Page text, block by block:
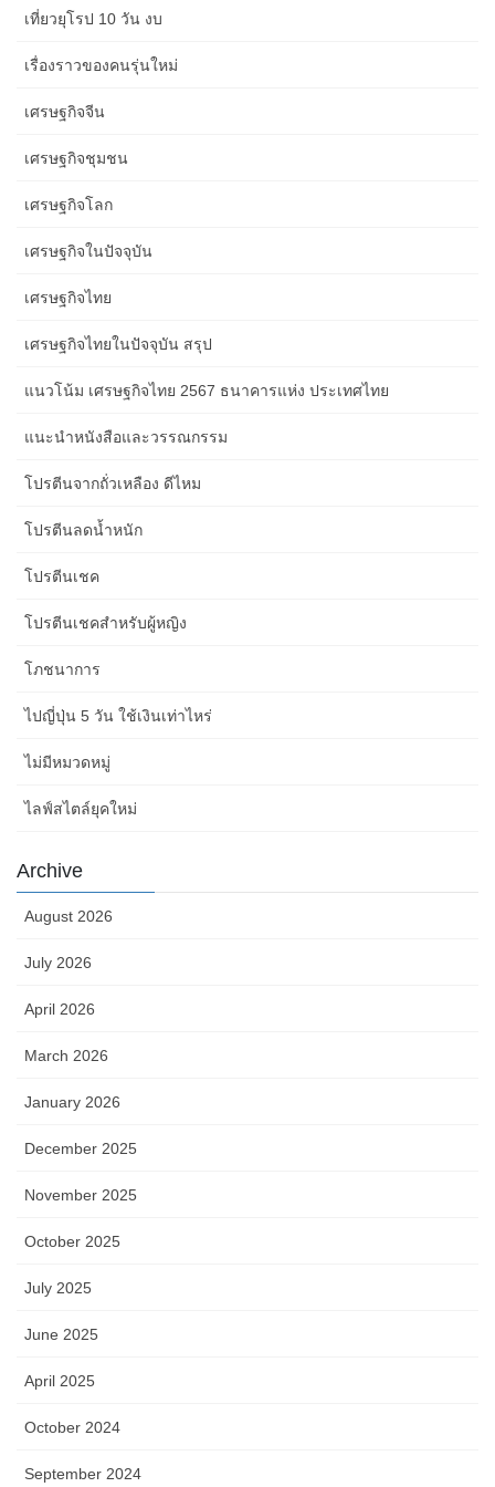
เที่ยวยุโรป 10 วัน งบ
เรื่องราวของคนรุ่นใหม่
เศรษฐกิจจีน
เศรษฐกิจชุมชน
เศรษฐกิจโลก
เศรษฐกิจในปัจจุบัน
เศรษฐกิจไทย
เศรษฐกิจไทยในปัจจุบัน สรุป
แนวโน้ม เศรษฐกิจไทย 2567 ธนาคารแห่ง ประเทศไทย
แนะนำหนังสือและวรรณกรรม
โปรตีนจากถั่วเหลือง ดีไหม
โปรตีนลดน้ำหนัก
โปรตีนเชค
โปรตีนเชคสำหรับผู้หญิง
โภชนาการ
ไปญี่ปุ่น 5 วัน ใช้เงินเท่าไหร่
ไม่มีหมวดหมู่
ไลฟ์สไตล์ยุคใหม่
Archive
August 2026
July 2026
April 2026
March 2026
January 2026
December 2025
November 2025
October 2025
July 2025
June 2025
April 2025
October 2024
September 2024